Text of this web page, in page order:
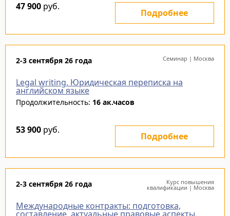
47 900 руб.
Подробнее
2-3 сентября 26 года Семинар | Москва
Legal writing. Юридическая переписка на
английском языке
Продолжительность: 16 ак.часов
53 900 руб.
Подробнее
2-3 сентября 26 года Курс повышения
квалификации | Москва
Международные контракты: подготовка,